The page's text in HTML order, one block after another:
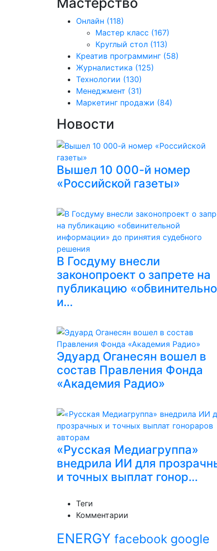
Онлайн (118)
Мастер класс (167)
Круглый стол (113)
Креатив программинг (58)
Журналистика (125)
Технологии (130)
Менеджмент (31)
Маркетинг продажи (84)
Новости
Вышел 10 000-й номер
«Российской газеты»
В Госдуму внесли
законопроект о запрете на
публикацию
и…
Эдуард Оганесян вошел в
состав Правления Фонда
«Академия Радио»
«Русская Медиагруппа»
внедрила ИИ для
и точных выплат гонор…
Теги
Комментарии
ENERGY facebook google